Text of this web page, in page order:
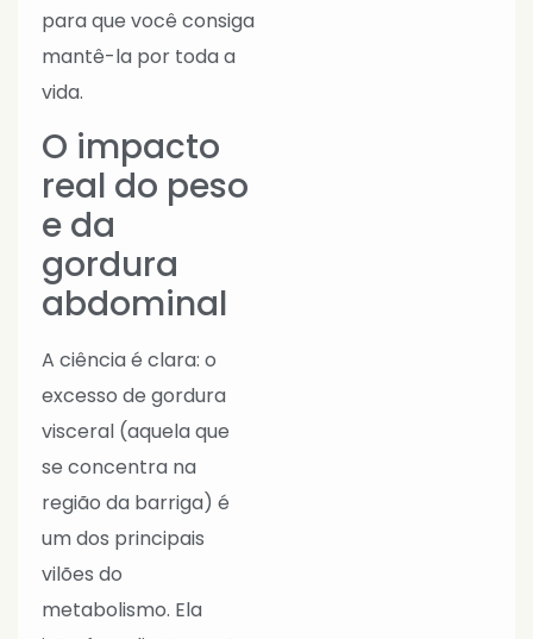
para que você consiga
mantê-la por toda a
vida.
O impacto
real do peso
e da
gordura
abdominal
A ciência é clara: o
excesso de gordura
visceral (aquela que
se concentra na
região da barriga) é
um dos principais
vilões do
metabolismo. Ela